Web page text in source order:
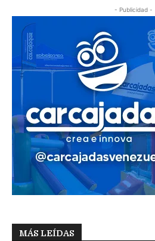
- Publicidad -
MÁS LEÍDAS